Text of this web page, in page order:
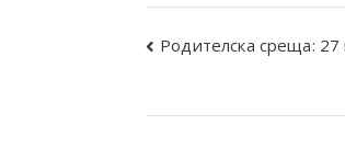
Post
Родителска среща: 27